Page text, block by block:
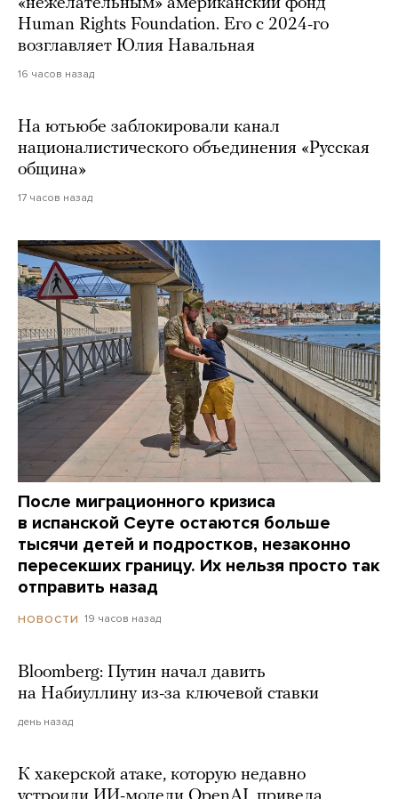
«нежелательным» американский фонд
Human Rights Foundation. Его с 2024-го
возглавляет Юлия Навальная
16 часов назад
На ютьюбе заблокировали канал
националистического объединения «Русская
община»
17 часов назад
После миграционного кризиса
в испанской Сеуте остаются больше
тысячи детей и подростков, незаконно
пересекших границу. Их нельзя просто так
отправить назад
НОВОСТИ 19 часов назад
Bloomberg: Путин начал давить
на Набиуллину из-за ключевой ставки
день назад
К хакерской атаке, которую недавно